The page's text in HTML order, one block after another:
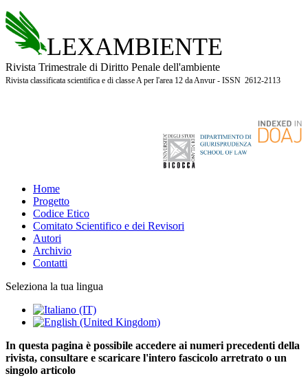
LEXAMBIENTE
Rivista Trimestrale di Diritto Penale dell'ambiente
Rivista classificata scientifica e di classe A per l'area 12 da Anvur - ISSN 2612-2113
Home
Progetto
Codice Etico
Comitato Scientifico e dei Revisori
Autori
Archivio
Contatti
Seleziona la tua lingua
In questa pagina è possibile accedere ai numeri precedenti della
rivista, consultare e scaricare l'intero fascicolo arretrato o un
singolo articolo